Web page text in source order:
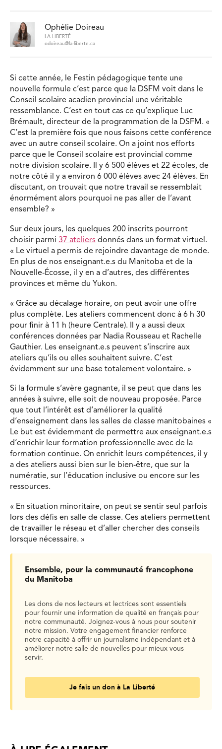
Ophélie Doireau
LA LIBERTÉ
odoireau@la-liberte.ca
Si cette année, le Festin pédagogique tente une
nouvelle formule c’est parce que la DSFM voit dans le
Conseil scolaire acadien provincial une véritable
ressemblance. C’est en tout cas ce qu’explique Luc
Brémault, directeur de la programmation de la DSFM. «
C’est la première fois que nous faisons cette conférence
avec un autre conseil scolaire. On a joint nos efforts
parce que le Conseil scolaire est provincial comme
notre division scolaire. Il y 6 500 élèves et 22 écoles, de
notre côté il y a environ 6 000 élèves avec 24 élèves. En
discutant, on trouvait que notre travail se ressemblait
énormément alors pourquoi ne pas aller de l’avant
ensemble? »
Sur deux jours, les quelques 200 inscrits pourront
choisir parmi 37 ateliers donnés dans un format virtuel.
« Le virtuel a permis de rejoindre davantage de monde.
En plus de nos enseignant.e.s du Manitoba et de la
Nouvelle-Écosse, il y en a d’autres, des différentes
provinces et même du Yukon.
« Grâce au décalage horaire, on peut avoir une offre
plus complète. Les ateliers commencent donc à 6 h 30
pour finir à 11 h (heure Centrale). Il y a aussi deux
conférences données par Nadia Rousseau et Rachelle
Gauthier. Les enseignant.e.s peuvent s’inscrire aux
ateliers qu’ils ou elles souhaitent suivre. C’est
évidemment sur une base totalement volontaire. »
Si la formule s’avère gagnante, il se peut que dans les
années à suivre, elle soit de nouveau proposée. Parce
que tout l’intérêt est d’améliorer la qualité
d’enseignement dans les salles de classe manitobaines «
Le but est évidemment de permettre aux enseignant.e.s
d’enrichir leur formation professionnelle avec de la
formation continue. On enrichit leurs compétences, il y
a des ateliers aussi bien sur le bien-être, que sur la
numératie, sur l’éducation inclusive ou encore sur les
ressources.
« En situation minoritaire, on peut se sentir seul parfois
lors des défis en salle de classe. Ces ateliers permettent
de travailler le réseau et d’aller chercher des conseils
lorsque nécessaire. »
Ensemble, pour la communauté francophone
du Manitoba
Les dons de nos lecteurs et lectrices sont essentiels
pour fournir une information de qualité en français pour
notre communauté. Joignez-vous à nous pour soutenir
notre mission. Votre engagement financier renforce
notre capacité à offrir un journalisme indépendant et à
améliorer notre salle de nouvelles pour mieux vous
servir.
Je fais un don à La Liberté